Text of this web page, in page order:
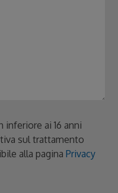
inferiore ai 16 anni
sul trattamento
alla paginaPrivacy